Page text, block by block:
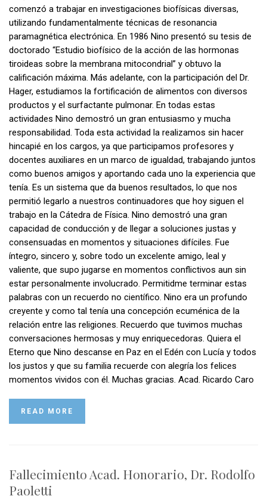
comenzó a trabajar en investigaciones biofísicas diversas,
utilizando fundamentalmente técnicas de resonancia
paramagnética electrónica. En 1986 Nino presentó su tesis de
doctorado “Estudio biofísico de la acción de las hormonas
tiroideas sobre la membrana mitocondrial” y obtuvo la
calificación máxima. Más adelante, con la participación del Dr.
Hager, estudiamos la fortificación de alimentos con diversos
productos y el surfactante pulmonar. En todas estas
actividades Nino demostró un gran entusiasmo y mucha
responsabilidad. Toda esta actividad la realizamos sin hacer
hincapié en los cargos, ya que participamos profesores y
docentes auxiliares en un marco de igualdad, trabajando juntos
como buenos amigos y aportando cada uno la experiencia que
tenía. Es un sistema que da buenos resultados, lo que nos
permitió legarlo a nuestros continuadores que hoy siguen el
trabajo en la Cátedra de Física. Nino demostró una gran
capacidad de conducción y de llegar a soluciones justas y
consensuadas en momentos y situaciones difíciles. Fue
íntegro, sincero y, sobre todo un excelente amigo, leal y
valiente, que supo jugarse en momentos conflictivos aun sin
estar personalmente involucrado. Permitidme terminar estas
palabras con un recuerdo no científico. Nino era un profundo
creyente y como tal tenía una concepción ecuménica de la
relación entre las religiones. Recuerdo que tuvimos muchas
conversaciones hermosas y muy enriquecedoras. Quiera el
Eterno que Nino descanse en Paz en el Edén con Lucía y todos
los justos y que su familia recuerde con alegría los felices
momentos vividos con él. Muchas gracias. Acad. Ricardo Caro
READ MORE
Fallecimiento Acad. Honorario, Dr. Rodolfo
Paoletti